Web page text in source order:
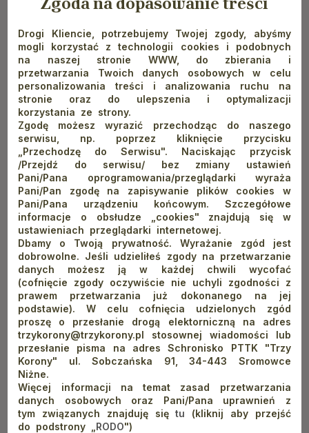
szczytów chcemy po prostu przejść się i w spokoju
i porozmyślać, idealnym miejscem do tego będzie park
zdrojowy lub położony wzdłuż Grajcarka najdłuższy w Polsce
deptak.
Ciekawym pomysłem na spacer w Szczawnicy jest również
urokliwy wodospad Zaskalnik, położony w Sewerynówce,
dzielnicy lekko oddalonej od centrum.
Do wyżej wymienionych atrakcji w Szczawnicy należy doliczyć
jeszcze dziesiątki restauracji i kawiarni, gdzie na turystów
czeka nie tylko wyśmienite jedzenie, zarówno to lokalne, jak
i zapożyczone z kuchni całego świata, ale też piękne wnętrza,
które same w sobie za sprawą znajdujących się w nich
eksponatów stają się małymi muzeami przenoszącymi nas
w zupełnie inne miejsca i czasy.
Szczawnica dla aktywnych –
co można robić w Szczawnicy?
Drogi Kliencie, potrzebujemy Twojej zgody, abyśmy
mogli korzystać z technologii cookies i podobnych
na naszej stronie WWW, do zbierania i
przetwarzania Twoich danych osobowych w celu
personalizowania treści i analizowania ruchu na
stronie oraz do ulepszenia i optymalizacji
korzystania ze strony.
Zgodę możesz wyrazić przechodząc do naszego
serwisu, np. poprzez kliknięcie przycisku
„Przechodzę do Serwisu". Naciskając przycisk
/Przejdź do serwisu/ bez zmiany ustawień
Pani/Pana oprogramowania/przeglądarki wyraża
Pani/Pan zgodę na zapisywanie plików cookies w
Pani/Pana urządzeniu końcowym. Szczegółowe
informacje o obsłudze „cookies" znajdują się w
ustawieniach przeglądarki internetowej.
Dbamy o Twoją prywatność. Wyrażanie zgód jest
dobrowolne. Jeśli udzieliłeś zgody na przetwarzanie
danych możesz ją w każdej chwili wycofać
(cofnięcie zgody oczywiście nie uchyli zgodności z
prawem przetwarzania już dokonanego na jej
podstawie). W celu cofnięcia udzielonych zgód
proszę o przesłanie drogą elektorniczną na adres
trzykorony@trzykorony.pl stosownej wiadomości lub
przesłanie pisma na adres Schronisko PTTK "Trzy
Korony" ul. Sobczańska 91, 34-443 Sromowce
Niżne.
Więcej informacji na temat zasad przetwarzania
danych osobowych oraz Pani/Pana uprawnień z
tym związanych znajduję siętu (kliknij aby przejść
do podstrony „ RODO")